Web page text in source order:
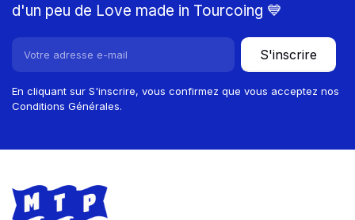
d'un peu de Love made in Tourcoing 💙
S'inscrire
En cliquant sur S'inscrire, vous confirmez que vous acceptez nos
Conditions Générales.
Footer
Store information